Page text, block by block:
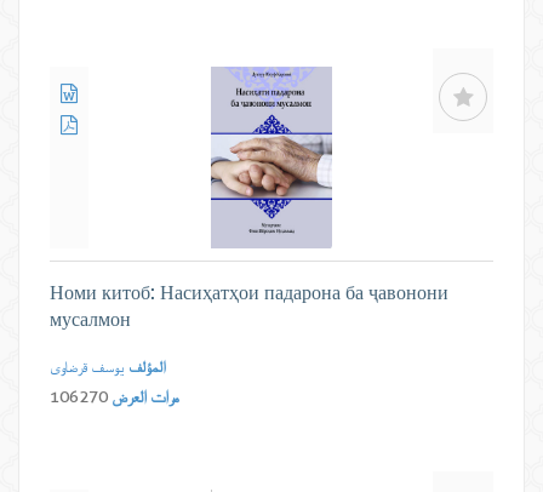
Номи китоб: Насиҳатҳои падарона ба ҷавонони
мусалмон
المؤلف یوسف قرضاوی
مرات العرض 106270